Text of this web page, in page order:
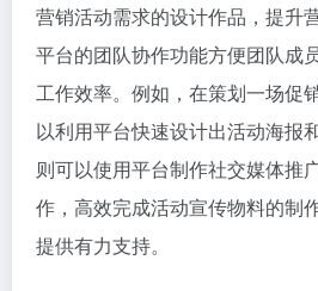
营销活动需求的设计作品，提升
平台的团队协作功能方便团队成
工作效率。例如，在策划一场促
以利用平台快速设计出活动海报
则可以使用平台制作社交媒体推
作，高效完成活动宣传物料的制
提供有力支持。